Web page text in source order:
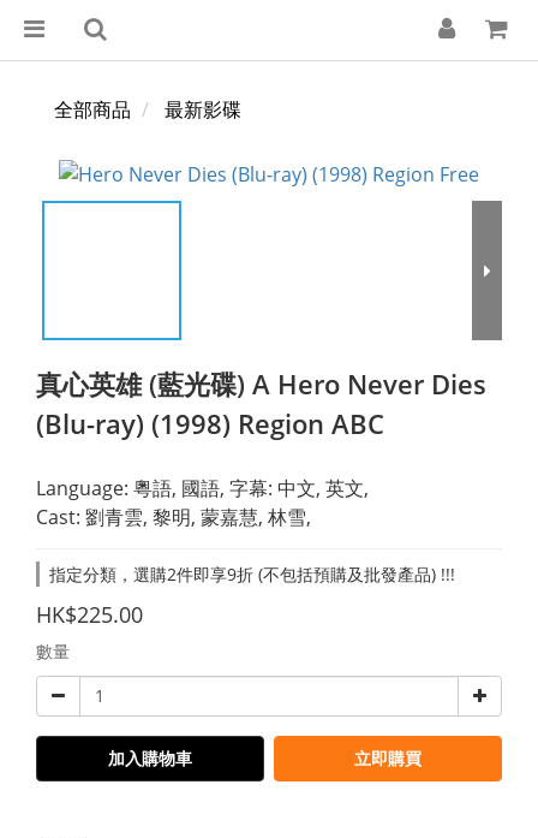
全部商品 最新影碟
真心英雄 (藍光碟) A Hero Never Dies
(Blu-ray) (1998) Region ABC
Language: 粵語, 國語, 字幕: 中文, 英文,
Cast: 劉青雲, 黎明, 蒙嘉慧, 林雪,
指定分類，選購2件即享9折 (不包括預購及批發產品) !!!
HK$225.00
數量
加入購物車 立即購買